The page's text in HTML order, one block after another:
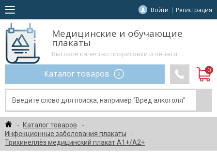
Войти Регистрация
Медицинские и обучающие
плакаты
Высокое качество прорисовки и печати
Каталог товаров
Каталог товаров
Инфекционные заболевания плакаты
Трихинеллёз медицинский плакат А1+/A2+